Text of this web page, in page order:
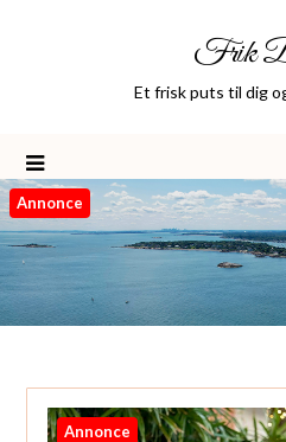
Frik
Et frisk puts til dig
Annonce
Annonce